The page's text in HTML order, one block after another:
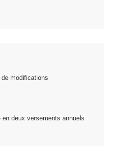
modifications
en deux versements annuels